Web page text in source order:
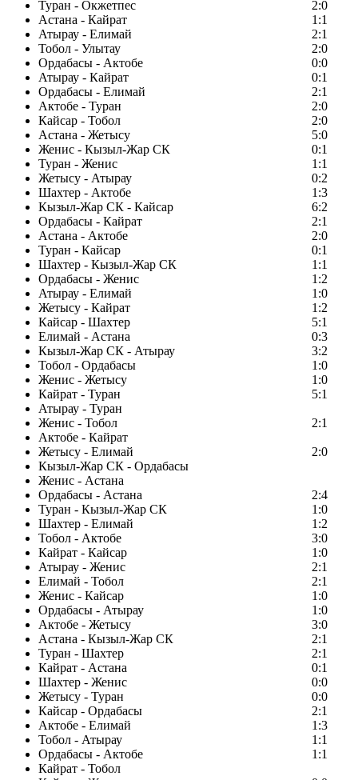
Туран - Окжетпес
2:0
Астана - Кайрат
1:1
Атырау - Елимай
2:1
Тобол - Улытау
2:0
Ордабасы - Актобе
0:0
Атырау - Кайрат
0:1
Ордабасы - Елимай
2:1
Актобе - Туран
2:0
Кайсар - Тобол
2:0
Астана - Жетысу
5:0
Женис - Кызыл-Жар СК
0:1
Туран - Женис
1:1
Жетысу - Атырау
0:2
Шахтер - Актобе
1:3
Кызыл-Жар СК - Кайсар
6:2
Ордабасы - Кайрат
2:1
Астана - Актобе
2:0
Туран - Кайсар
0:1
Шахтер - Кызыл-Жар СК
1:1
Ордабасы - Женис
1:2
Атырау - Елимай
1:0
Жетысу - Кайрат
1:2
Кайсар - Шахтер
5:1
Елимай - Астана
0:3
Кызыл-Жар СК - Атырау
3:2
Тобол - Ордабасы
1:0
Женис - Жетысу
1:0
Кайрат - Туран
5:1
Атырау - Туран
Женис - Тобол
2:1
Актобе - Кайрат
Жетысу - Елимай
2:0
Кызыл-Жар СК - Ордабасы
Женис - Астана
Ордабасы - Астана
2:4
Туран - Кызыл-Жар СК
1:0
Шахтер - Елимай
1:2
Тобол - Актобе
3:0
Кайрат - Кайсар
1:0
Атырау - Женис
2:1
Елимай - Тобол
2:1
Женис - Кайсар
1:0
Ордабасы - Атырау
1:0
Актобе - Жетысу
3:0
Астана - Кызыл-Жар СК
2:1
Туран - Шахтер
2:1
Кайрат - Астана
0:1
Шахтер - Женис
0:0
Жетысу - Туран
0:0
Кайсар - Ордабасы
2:1
Актобе - Елимай
1:3
Тобол - Атырау
1:1
Ордабасы - Актобе
1:1
Кайрат - Тобол